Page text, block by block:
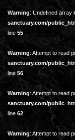
Warning: Undefined array
sanctuary.com/
line 55
Warning: Attempt to read
sanctuary.com/
line 56
Warning: Attempt to read
sanctuary.com/
line 62
Warning: Attempt to read